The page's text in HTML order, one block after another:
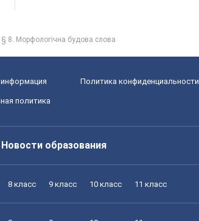
§ 8. Морфологічна будова слова
Политика конфиденциальности
политика
Новости образования
8 класс 9 класс 10 класс 11 класс